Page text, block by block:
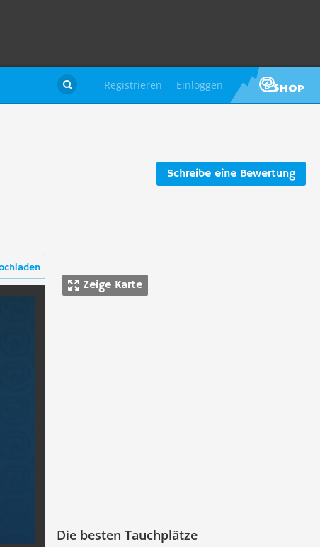
Registrieren Einloggen

Schreibe eine Bewertung
Zeige Karte
Die besten Tauchplätze